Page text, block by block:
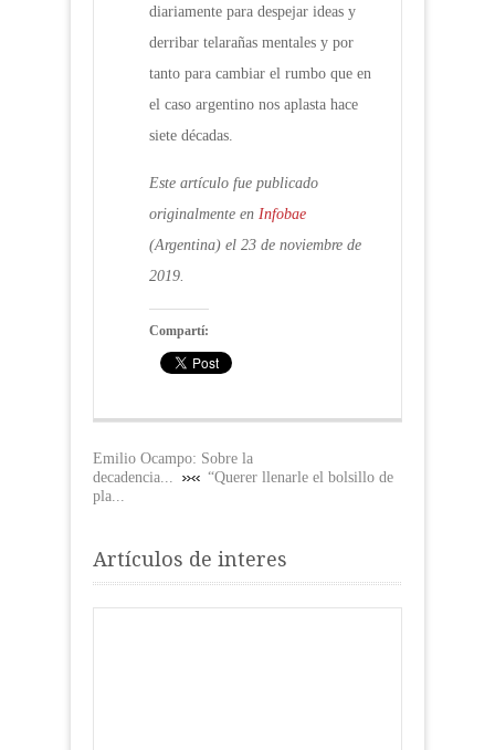
diariamente para despejar ideas y
derribar telarañas mentales y por
tanto para cambiar el rumbo que en
el caso argentino nos aplasta hace
siete décadas.
Este artículo fue publicado
originalmente en Infobae
(Argentina) el 23 de noviembre de
2019.
Compartí:
Emilio Ocampo: Sobre la
decadencia...
“Querer llenarle el bolsillo de
pla...
Artículos de interes